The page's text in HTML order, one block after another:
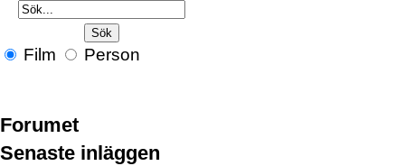
Film Person
Forumet
Senaste inläggen